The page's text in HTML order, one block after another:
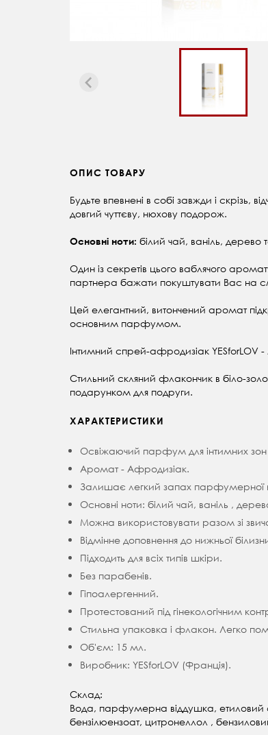
ОПИС ТОВАРУ
Будьте впевнені в собі завжди і
довгий чуттєву, нюхову подорож.
Основні ноти: білий чай, ваніль, дерево
Один із секретів цього ваблячого
партнера бажати покуштувати Вас на
Цей елегантний, витончений аромат
основним парфумом.
Інтимний спрей-афродизіак YESforLOV
Стильний скляний флакончик в біло-
подарунком для подруги.
ХАРАКТЕРИСТИКИ
Освіжаючий парфум для інтимних зон
Аромат - Афродизіак.
Залишає легкий запах парфумерної
Основні ноти: білий чай, ваніль ,
Можна використовувати разом зі
Відмінне доповнення до нижньої
Підходить для всіх типів шкіри.
Без парабенів.
Гіпоалергенний.
Протестований під гінекологічним
Стильна упаковка і флакон. Легко
Об'єм: 15 мл.
Виробник: YESforLOV (Франція).
Склад:
Вода, парфумерна віддушка, етиловий
бензілюензоат, цитронеллол ,